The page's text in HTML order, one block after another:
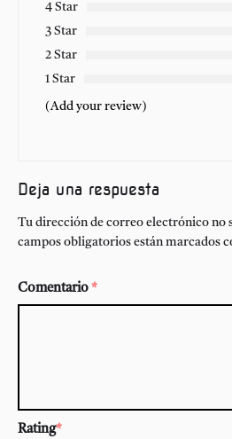
4 Star
3 Star
2 Star
1 Star
(Add your review)
Deja una respuesta
Tu dirección de correo electrónico no
campos obligatorios están marcados
Comentario *
Rating*